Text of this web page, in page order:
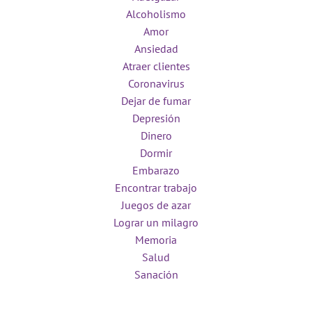
Alcoholismo
Amor
Ansiedad
Atraer clientes
Coronavirus
Dejar de fumar
Depresión
Dinero
Dormir
Embarazo
Encontrar trabajo
Juegos de azar
Lograr un milagro
Memoria
Salud
Sanación